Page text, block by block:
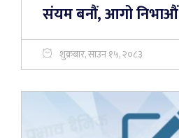
संयम बनौं, आगो निभाऔं
शुक्रबार, साउन १५, २०८३